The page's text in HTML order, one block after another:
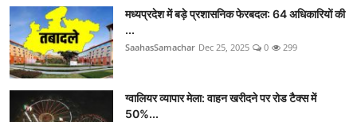
मध्यप्रदेश में बड़े प्रशासनिक फेरबदल: 64 अधिकारियों की
...
SaahasSamachar Dec 25, 2025 0 299
ग्वालियर व्यापार मेला: वाहन खरीदने पर रोड टैक्स में
50%...